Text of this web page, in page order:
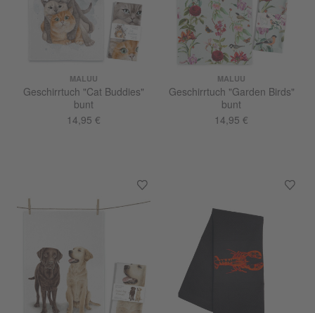
MALUU
Geschirrtuch "Cat Buddies"
bunt
14,95 €
MALUU
Geschirrtuch "Garden Birds"
bunt
14,95 €